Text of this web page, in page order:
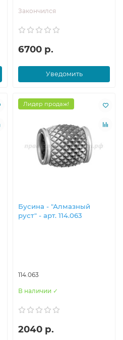
Закончился
6700 р.
Уведомить
Лидер продаж!
Бусина - "Алмазный
руст" - арт. 114.063
114.063
В наличии ✓
2040 р.